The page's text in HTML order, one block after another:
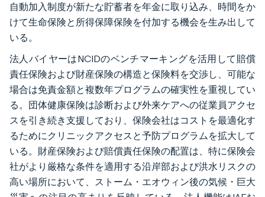
自動加入制度が新たな貯蓄者を年金に取り込み、時間をか
けて生命保険と所得保障保険を付加する機会を生み出して
いる。
法人バイヤーはNCIDのベンチマーキングを活用して賠償
責任保険および財産保険の構造と保険料を交渉し、可能な
場合は免責金額と複数年プログラムの確実性を重視してい
る。団体健康保険は診断および外来ケアへの従業員アクセ
スを引き続き支援しており、保険会社はコストを最適化す
るためにクリニックアクセスと予防プログラムを拡大して
いる。財産保険および賠償責任保険の配置は、特に保険会
社がより厳格な条件を適用する沿岸部および洪水リスクの
高い場所において、ストーム・エオウィン後の気候・巨大